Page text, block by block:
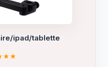
ipad/tablette